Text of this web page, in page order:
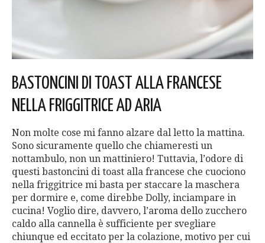
BASTONCINI DI TOAST ALLA FRANCESE
NELLA FRIGGITRICE AD ARIA
Non molte cose mi fanno alzare dal letto la mattina.
Sono sicuramente quello che chiameresti un
nottambulo, non un mattiniero! Tuttavia, l’odore di
questi bastoncini di toast alla francese che cuociono
nella friggitrice mi basta per staccare la maschera
per dormire e, come direbbe Dolly, inciampare in
cucina! Voglio dire, davvero, l’aroma dello zucchero
caldo alla cannella è sufficiente per svegliare
chiunque ed eccitato per la colazione, motivo per cui